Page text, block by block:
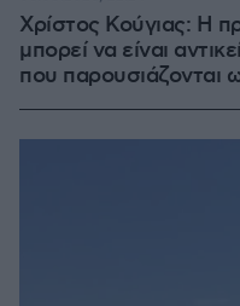
Χρίστος Κούγιας: Η
μπορεί να είναι
που παρουσιάζονται